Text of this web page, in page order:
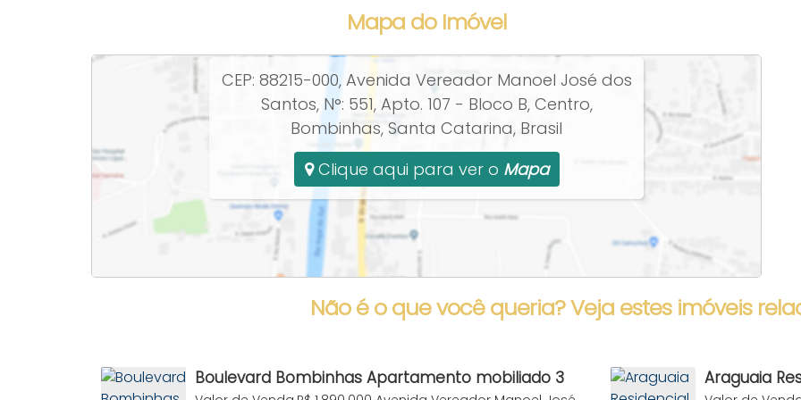
Mapa do Imóvel
CEP: 88215-000, Avenida Vereador Manoel José dos
Santos, N°: 551, Apto. 107 - Bloco B, Centro,
Bombinhas, Santa Catarina, Brasil
Clique aqui para ver o Mapa
Não é o que você queria? Veja estes imóveis
Boulevard Bombinhas Apartamento mobiliado 3
Araguaia